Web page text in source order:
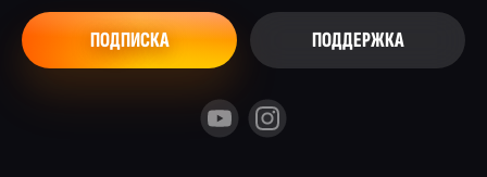
ПОДПИСКА ПОДДЕРЖКА